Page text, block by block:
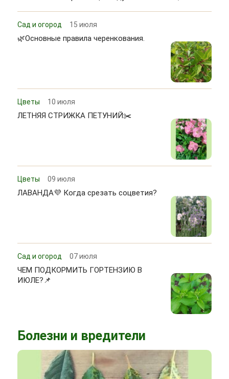
Сад и огород 15 июля
🌿Основные правила черенкования.
Цветы 10 июля
ЛЕТНЯЯ СТРИЖКА ПЕТУНИЙ✂️
Цветы 09 июля
ЛАВАНДА💜 Когда срезать соцветия?
Сад и огород 07 июля
ЧЕМ ПОДКОРМИТЬ ГОРТЕНЗИЮ В
ИЮЛЕ?📌
Болезни и вредители